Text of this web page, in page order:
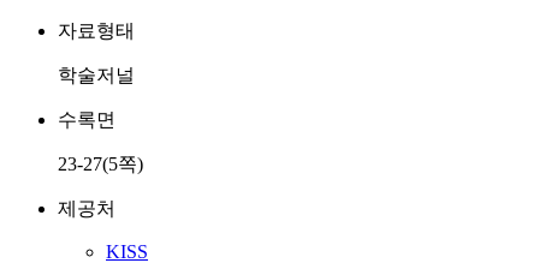
자료형태
학술저널
수록면
23-27(5쪽)
제공처
KISS